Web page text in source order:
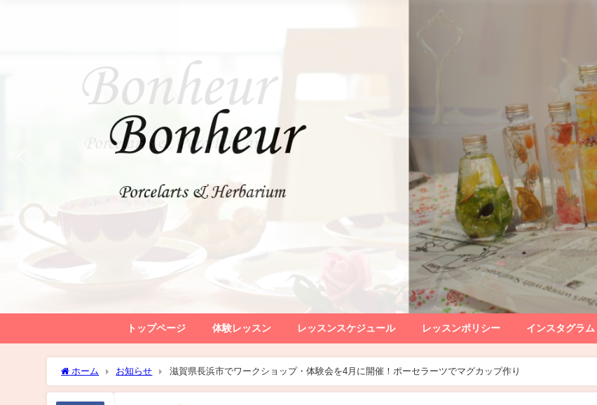
トップページ 体験レッスン レッスンスケジュール レッスンポリシー インスタグラム
ホーム お知らせ 滋賀県長浜市でワークショップ・体験会を4月に開催！ポーセラーツでマグカップ作り